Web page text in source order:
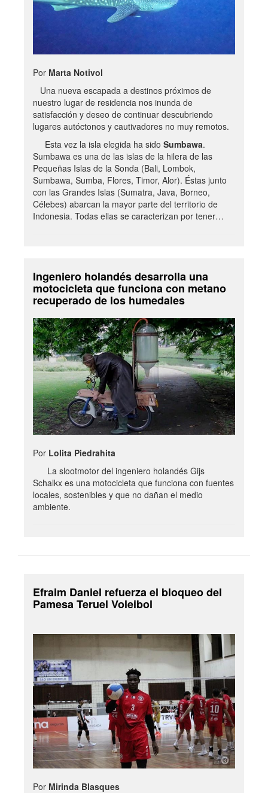
Por Marta Notivol
Una nueva escapada a destinos próximos de
nuestro lugar de residencia nos inunda de
satisfacción y deseo de continuar descubriendo
lugares autóctonos y cautivadores no muy remotos.
Esta vez la isla elegida ha sido Sumbawa.
Sumbawa es una de las islas de la hilera de las
Pequeñas Islas de la Sonda (Bali, Lombok,
Sumbawa, Sumba, Flores, Timor, Alor). Éstas junto
con las Grandes Islas (Sumatra, Java, Borneo,
Célebes) abarcan la mayor parte del territorio de
Indonesia. Todas ellas se caracterizan por tener…
Ingeniero holandés desarrolla una
motocicleta que funciona con metano
recuperado de los humedales
Por Lolita Piedrahita
La slootmotor del ingeniero holandés Gijs
Schalkx es una motocicleta que funciona con fuentes
locales, sostenibles y que no dañan el medio
ambiente.
Efraim Daniel refuerza el bloqueo del
Pamesa Teruel Voleibol
Por Mirinda Blasques